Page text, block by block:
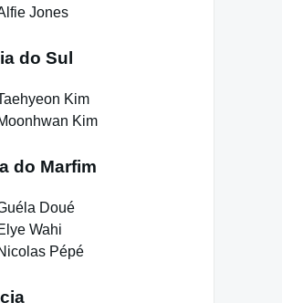
Jones
do Sul
Kim
Kim
do Marfim
Doué
Wahi
Pépé